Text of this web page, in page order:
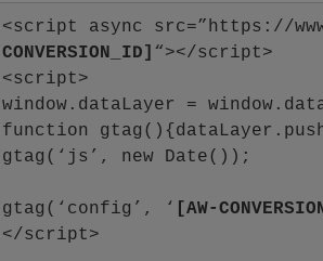
<script async src=”https://
CONVERSION_ID] “></script>
<script>
window.dataLayer =
function
gtag(‘js’, new Date());
gtag(‘config’, ‘ [AW-
</script>